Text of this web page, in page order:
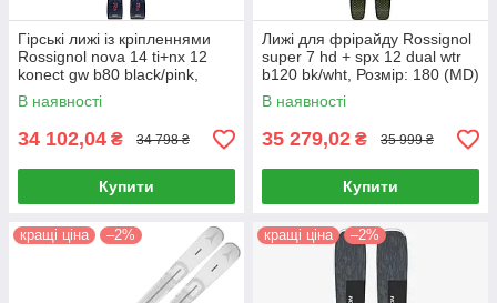
Гірські лижі із кріпленнями
Rossignol nova 14 ti+nx 12
konect gw b80 black/pink,
Розмір: 153 (MD)
В наявності
34 102,04 ₴ 34 798 ₴
Купити
Лижі для фрірайду Rossignol
super 7 hd + spx 12 dual wtr
b120 bk/wht, Розмір: 180 (MD)
В наявності
35 279,02 ₴ 35 999 ₴
Купити
кращі ціна –2% кращі ціна –2%